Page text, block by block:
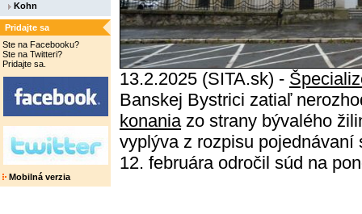
Kohn
Pridajte sa
Ste na Facebooku?
Ste na Twitteri?
Pridajte sa.
Mobilná verzia
13.2.2025 (SITA.sk) -
Banskej Bystrici zatiaľ
konaniazo strany bývalého
vyplýva z rozpisu
12. februára odročil súd na